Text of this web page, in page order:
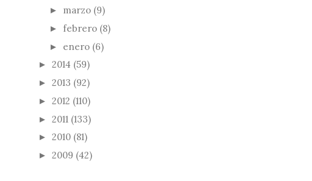
► marzo (9)
► febrero (8)
► enero (6)
► 2014 (59)
► 2013 (92)
► 2012 (110)
► 2011 (133)
► 2010 (81)
► 2009 (42)